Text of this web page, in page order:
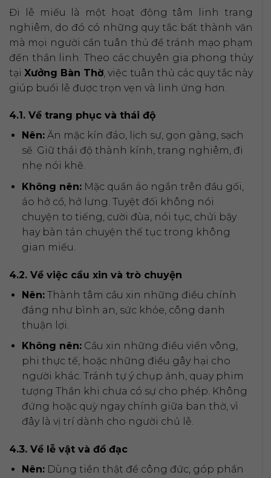
Đi lễ miếu là một hoạt động tâm linh trang
nghiêm, do đó có những quy tắc bất thành văn
mà mọi người cần tuân thủ để tránh mạo phạm
đến thần linh. Theo các chuyên gia phong thủy
tạiXưởng Bàn Thờ , việc tuân thủ các quy tắc này
giúp buổi lễ được trọn vẹn và linh ứng hơn.
4.1. Về trang phục và thái độ
Nên:Ăn mặc kín đáo, lịch sự, gọn gàng, sạch
sẽ. Giữ thái độ thành kính, trang nghiêm, đi
nhẹ nói khẽ.
Không nên:Mặc quần áo ngắn trên đầu gối,
áo hở cổ, hở lưng. Tuyệt đối không nói
chuyện to tiếng, cười đùa, nói tục, chửi bậy
hay bàn tán chuyện thế tục trong không
gian miếu.
4.2. Về việc cầu xin và trò chuyện
Nên:Thành tâm cầu xin những điều chính
đáng như bình an, sức khỏe, công danh
thuận lợi.
Không nên:Cầu xin những điều viển vông,
phi thực tế, hoặc những điều gây hại cho
người khác. Tránh tự ý chụp ảnh, quay phim
tượng Thần khi chưa có sự cho phép. Không
đứng hoặc quỳ ngay chính giữa ban thờ, vì
đây là vị trí dành cho người chủ lễ.
4.3. Về lễ vật và đồ đạc
Nên:Dùng tiền thật để công đức, góp phần